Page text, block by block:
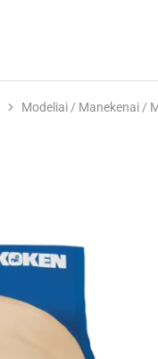
Modeliai / Manekenai /